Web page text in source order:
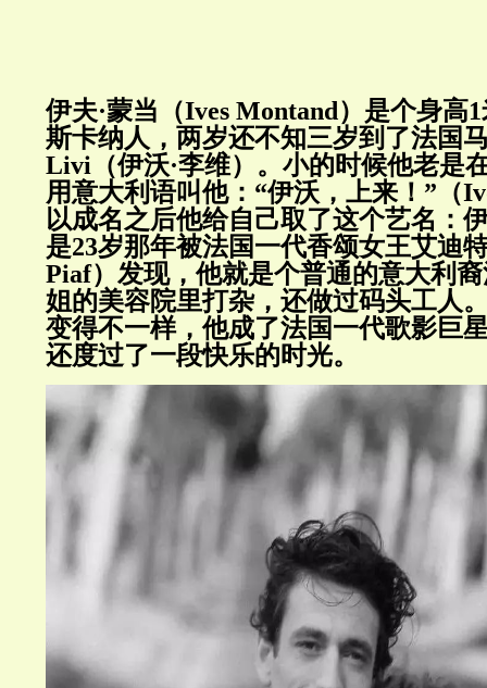
伊夫·蒙当（Ives Montand）是个身高
斯卡纳人，两岁还不知三岁到了法国
Livi（伊沃·李维）。小的时候他老是
用意大利语叫他：“伊沃，上来！”（
以成名之后他给自己取了这个艺名：
是23岁那年被法国一代香颂女王艾迪
Piaf）发现，他就是个普通的意大利
姐的美容院里打杂，还做过码头工人
变得不一样，他成了法国一代歌影巨
还度过了一段快乐的时光。